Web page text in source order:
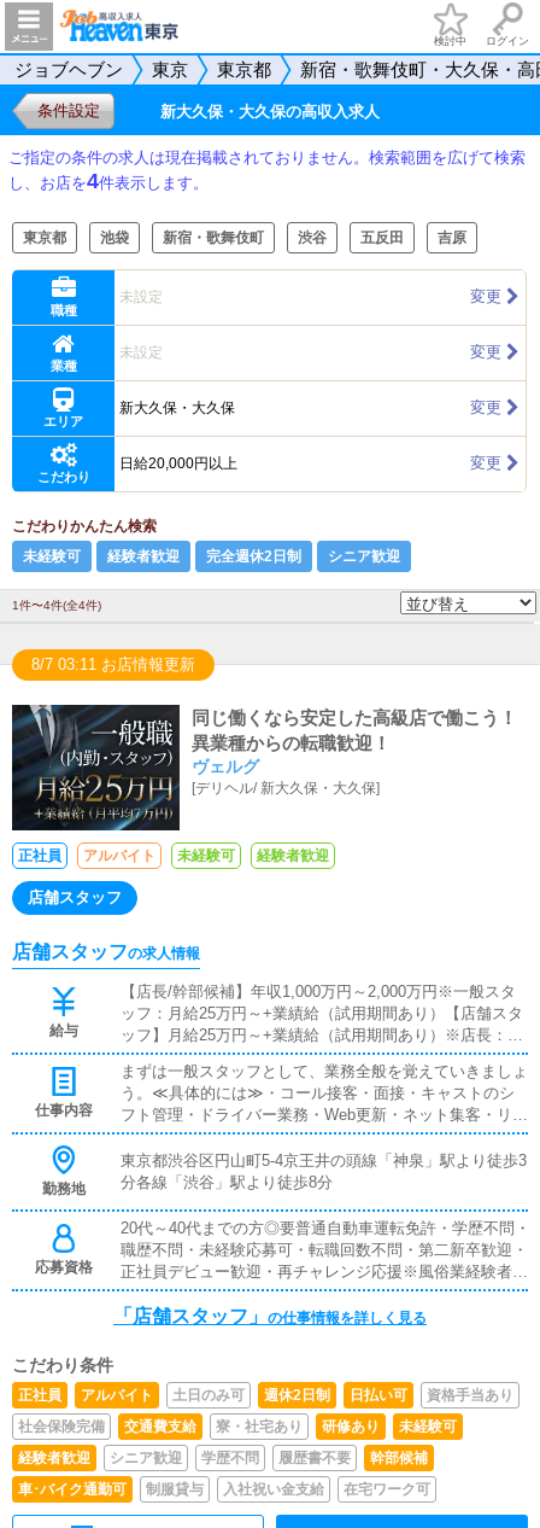
検討中 ログイン
ジョブヘブン 東京 東京都 新宿・歌舞伎町・大久保・高
条件設定 新大久保・大久保の高収入求人
ご指定の条件の求人は現在掲載されておりません。検索範囲を広げて検索
し、お店を4件表示します。
東京都 池袋 新宿・歌舞伎町 渋谷 五反田 吉原
職種
未設定 変更
業種
未設定 変更
エリア
新大久保・大久保 変更
こだわり
日給20,000円以上 変更
こだわりかんたん検索
未経験可
経験者歓迎 完全週休2日制 シニア歓迎
1件〜4件(全4件)
8/7 03:11 お店情報更新
同じ働くなら安定した高級店で働こう！
異業種からの転職歓迎！
ヴェルグ
[デリヘル/ 新大久保・大久保]
正社員 アルバイト 未経験可 経験者歓迎
店舗スタッフ
店舗スタッフの求人情報
給与
【店長/幹部候補】年収1,000万円～2,000万円※一般スタ
ッフ：月給25万円～+業績給（試用期間あり）【店舗スタ
ッフ】月給25万円～+業績給（試用期間あり）※店長：年
収1,000万円～2,000万円---◇◆ここがポイント◆◇週休2
日 25万円～週休1日 30万円～業績給支給額は、平均7
万円／月月間の業績に応じて、固定給とは別に、業績給が
支給されます。2021年度の支給額は、月額平均で何と7万
仕事内容
まずは一般スタッフとして、業務全般を覚えていきましょ
う。≪具体的には≫・コール接客・面接・キャストのシ
フト管理・ドライバー業務・Web更新・ネット集客・リア
ル集客構築 など※慣れてきたら、幹部候補として、富裕
層顧客に対する営業を行っていきましょう
勤務地
東京都渋谷区円山町5-4京王井の頭線「神泉」駅より徒歩3
分各線「渋谷」駅より徒歩8分
応募資格
20代～40代までの方◎要普通自動車運転免許・学歴不問・
職歴不問・未経験応募可・転職回数不問・第二新卒歓迎・
正社員デビュー歓迎・再チャレンジ応援※風俗業経験者優
遇。これまでに売上を上げた実績のある方は、尚優遇しま
す。
「店舗スタッフ」 の仕事情報を詳しく見る
こだわり条件
正社員 アルバイト 土日のみ可 週休2日制 日払い可
資格手当あり
社会保険完備
交通費支給 寮・社宅あり 研修あり
未経験可
経験者歓迎
シニア歓迎 学歴不問 履歴書不要
幹部候補
車･バイク通勤可
制服貸与 入社祝い金支給 在宅ワーク可